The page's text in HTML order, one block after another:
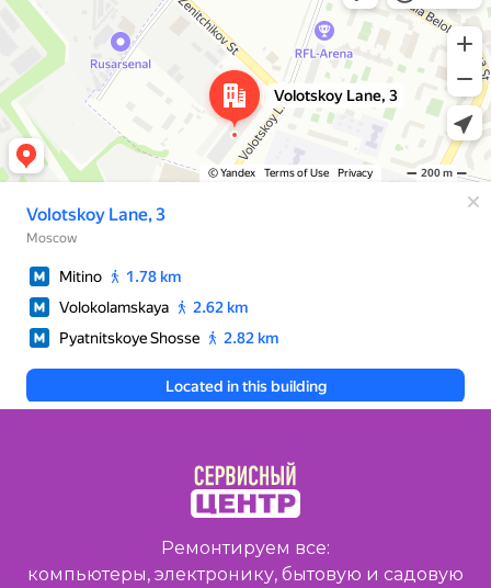
Ремонтируем все:
компьютеры, электронику, бытовую и садовую